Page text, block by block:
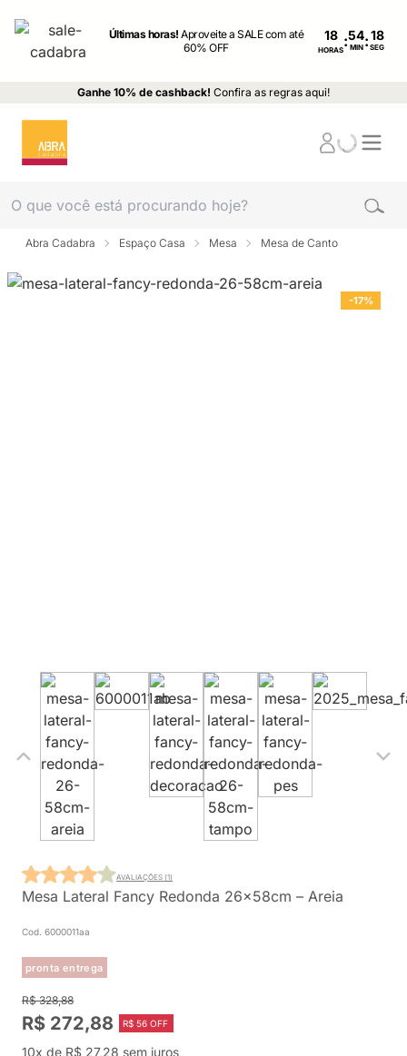
Últimas horas!Aproveite a SALE com até
60% OFF
18
HORAS: MIN : SEG
Ganhe 10% de cashback! Confira as regras aqui!
Abra Cadabra Espaço Casa Mesa Mesa de Canto
-17%
Mesa Lateral Fancy Redonda 26x58cm – Areia
Cod. 6000011aa
pronta entrega
AVALIAÇÕES (1)
R$ 328,88
R$ 272,88 R$ 56 OFF
10x de R$ 27,28 sem juros